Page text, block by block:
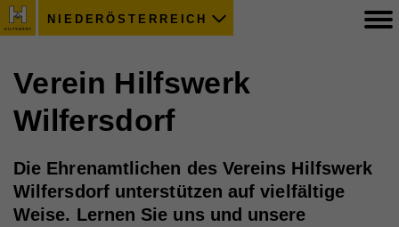
NIEDERÖSTERREICH
Verein Hilfswerk
Wilfersdorf
Die Ehrenamtlichen des Vereins Hilfswerk
Wilfersdorf unterstützen auf vielfältige
Weise. Lernen Sie uns und unsere